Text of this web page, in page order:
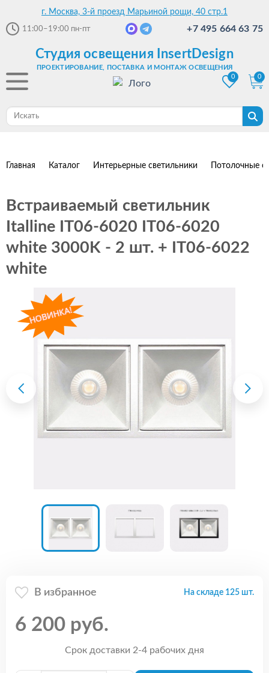
г. Москва, 3-й проезд Марьиной рощи, 40 стр.1
11:00–19:00 пн-пт +7 495 664 63 75
Студия освещения InsertDesign
ПРОЕКТИРОВАНИЕ, ПОСТАВКА И МОНТАЖ ОСВЕЩЕНИЯ
0
0
Главная Каталог Интерьерные светильники Потолочные
Встраиваемый светильник
Italline IT06-6020 IT06-6020
white 3000K - 2 шт. + IT06-6022
white
В избранное На складе 125 шт.
6 200 руб.
Срок доставки 2-4 рабочих дня